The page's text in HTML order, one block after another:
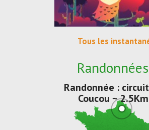
Tous les
Randonnées
Randonnée :
Coucou ~ 2.5Km